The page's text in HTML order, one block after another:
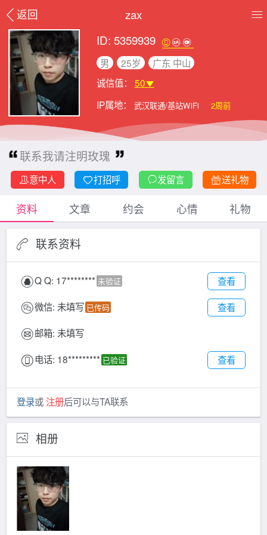
返回
zax
ID: 5359939
男 25岁
广东 中山
诚信值： 50
IP属地：
武汉联通/基站WiFi 2周前
联系我请注明玫瑰
意中人 打招呼 发留言 送礼物
资料 文章 约会 心情 礼物
联系资料
Q Q: 17******** 未验证
查看
微信: 未填写 已传码
查看
邮箱: 未填写
电话: 18********* 已验证 查看
登录或注册后可以与TA联系
相册